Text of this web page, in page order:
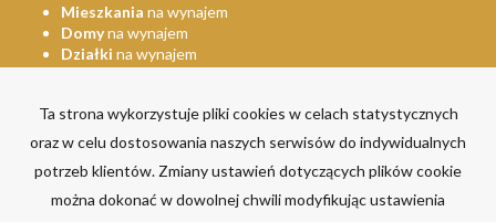
Mieszkania na wynajem
Domyna wynajem
Działki na wynajem
Obiektyna wynajem
Mieszkaniana sprzedaż
Domyna sprzedaż
Działkina sprzedaż
Ta strona wykorzystuje pliki cookies w celach statystycznych
oraz w celu dostosowania naszych serwisów do indywidualnych
potrzeb klientów. Zmiany ustawień dotyczących plików cookie
można dokonać w dowolnej chwili modyfikując ustawienia